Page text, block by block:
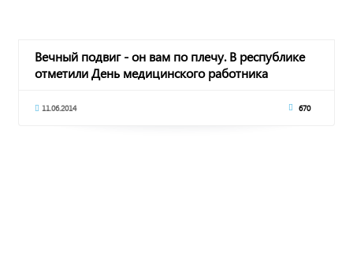
Вечный подвиг - он вам по плечу. В республике
отметили День медицинского работника
11.06.2014 670